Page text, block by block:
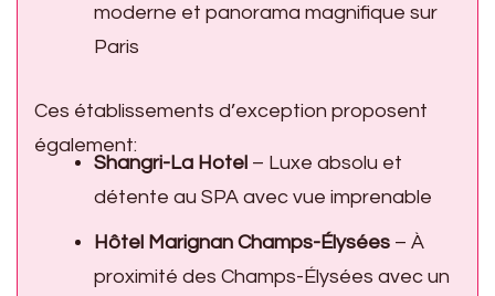
moderne et panorama magnifique sur
Paris
Ces établissements d’exception proposent
également:
Shangri-La Hotel – Luxe absolu et
détente au SPA avec vue imprenable
Hôtel Marignan Champs-Élysées – À
proximité des Champs-Élysées avec un